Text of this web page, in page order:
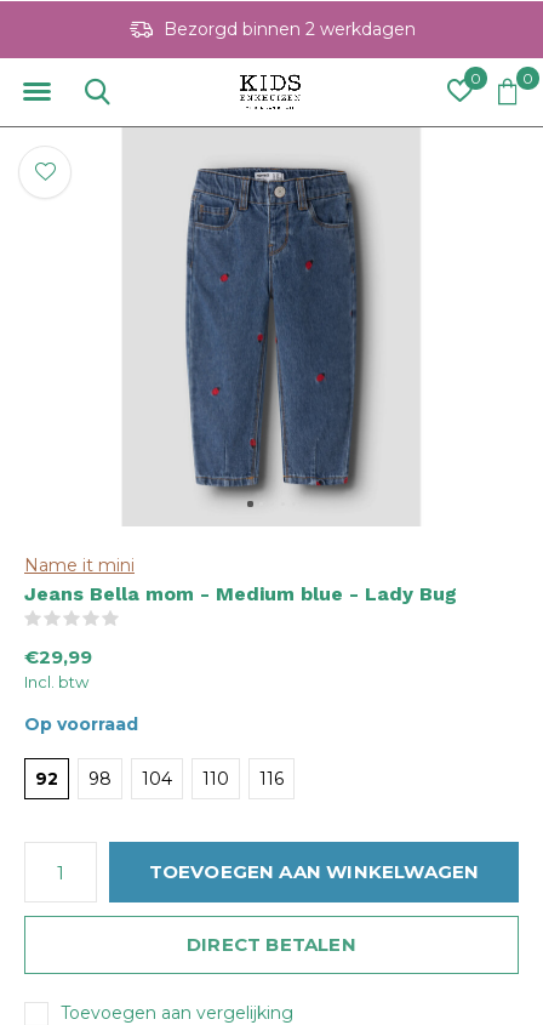
0 0
Bezorgd binnen 2 werkdagen
Name it mini
Jeans Bella mom - Medium blue - Lady Bug
€29,99
Incl. btw
Op voorraad
92 98 104 110 116
TOEVOEGEN AAN WINKELWAGEN
DIRECT BETALEN
Toevoegen aan vergelijking